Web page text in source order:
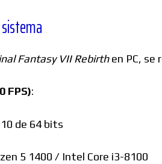
Fantasy VII Rebirthen PC, se
FPS):
de 64 bits
5 1400 / Intel Core i3-8100